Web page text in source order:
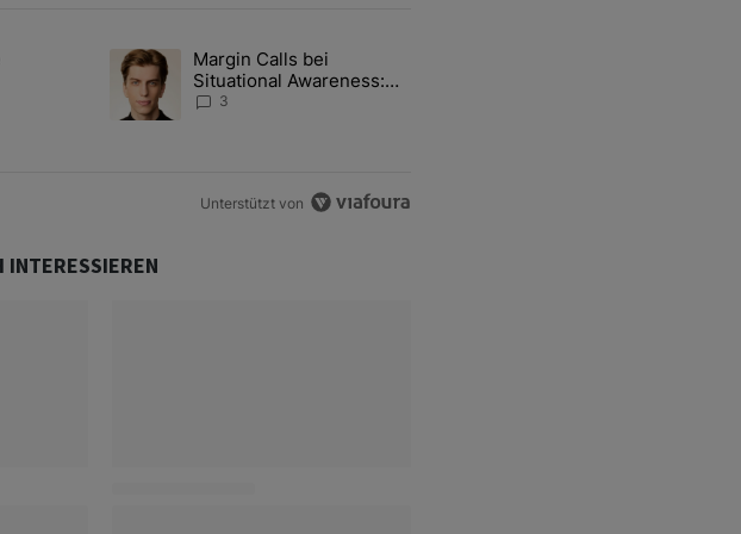
der am meisten kommentierten Artikel der letzten 7 days.
"Unerwartet tiefe Nachfrage der Zentralbanken könnte Goldpreis weiter belasten" mit 5
Ein Trendartikel mit dem Titel "Margin Calls bei Situational Awareness: Alles
Margin Calls bei
Situational Awareness:
Alles über den Retter-
3
Unterstützt von
INTERESSIEREN